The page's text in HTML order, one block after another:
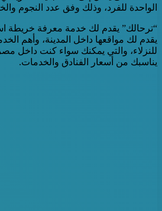
الواحدة للفرد، وذلك وفق عدد النجوم
“ترحالك” يقدم لك خدمة معرفة خريطة
يقدم لك مواقعها داخل المدينة، وأهم
للنزلاء، والتي يمكنك سواء كنت داخل مصر
يناسبك من أسعار الفنادق والخدمات.